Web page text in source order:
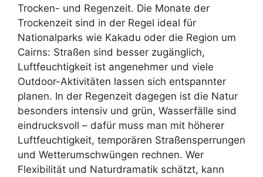
Trocken- und Regenzeit. Die Monate der
Trockenzeit sind in der Regel ideal für
Nationalparks wie Kakadu oder die Region um
Cairns: Straßen sind besser zugänglich,
Luftfeuchtigkeit ist angenehmer und viele
Outdoor-Aktivitäten lassen sich entspannter
planen. In der Regenzeit dagegen ist die Natur
besonders intensiv und grün, Wasserfälle sind
eindrucksvoll – dafür muss man mit höherer
Luftfeuchtigkeit, temporären Straßensperrungen
und Wetterumschwüngen rechnen. Wer
Flexibilität und Naturdramatik schätzt, kann